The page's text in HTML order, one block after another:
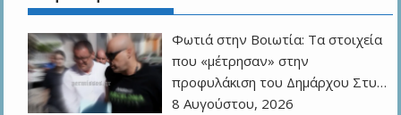
Φωτιά στην Βοιωτία: Τα στοιχεία
που «μέτρησαν» στην
προφυλάκιση του Δημάρχου Στυ…
8 Αυγούστου, 2026